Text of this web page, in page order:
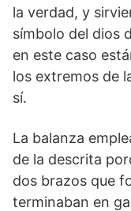
la verdad, y
símbolo del dios
en este caso
los extremos de
sí.
La balanza
de la descrita
dos brazos que
terminaban en